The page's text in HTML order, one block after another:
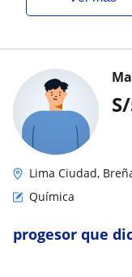
S/
Lima Ciudad,
Química
progesor que